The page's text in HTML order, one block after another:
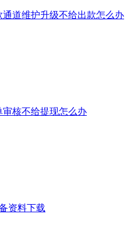
通道维护升级不给出款怎么办
审核不给提现怎么办
资料下载